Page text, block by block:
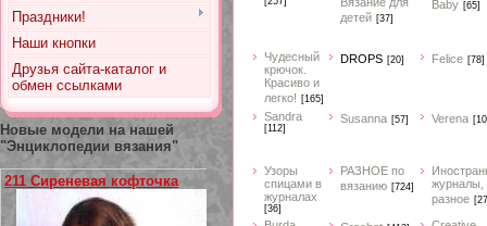
Праздники!
Наши кнопки
Друзья сайта-каталог и
обмен ссылками
Новые модели на нашей
"Энциклопедии вязания"
211 Сиреневая кофточка
детей [37]
Baby [65]
Чудесный
крючок.
Красиво и
легко! [165]
DROPS [20] Felice [78]
Sandra
[112]
Susanna [57] Verena
Узоры
спицами в
журналах
[36]
РАЗНОЕ по
вязанию [724]
журналы,
разное